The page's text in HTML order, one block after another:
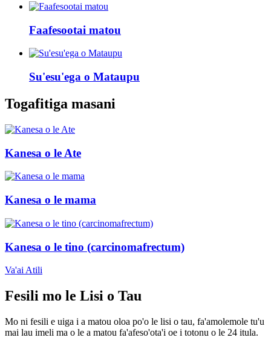
Faafesootai matou
Su'esu'ega o Mataupu
Togafitiga masani
Kanesa o le Ate
Kanesa o le mama
Kanesa o le tino (carcinomafrectum)
Va'ai Atili
Fesili mo le Lisi o Tau
Mo ni fesili e uiga i a matou oloa po'o le lisi o tau, fa'amolemole tu'u
mai lau imeli ma o le a matou fa'afeso'ota'i oe i totonu o le 24 itula.